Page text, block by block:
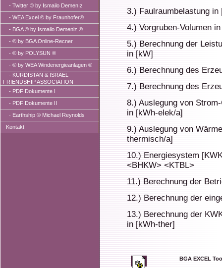
- Twitter © by Ismailo Demenız
- WEA Excel © by Fraunhofer®
- BGA © by Ismailo Demeniz ®
- © by BGA Online-Recner
- © by POLYSUN ®
- © by WEA Windenergieanlagen ®
- KURDISTAN & ISRAEL
FRIENDSHIP ASSOCIATION
- PDF Dokumente I
- PDF Dokumente II
- Earthship © Michael Reynolds
Kontakt
3.) Faulraumbelastung in
4.) Vorgruben-Volumen in
5.) Berechnung der
in [kW]
6.) Berechnung des
7.) Berechnung des
8.) Auslegung von
in [kWh-elek/a]
9.) Auslegung von
thermisch/a]
10.) Energiesystem
<BHKW> <KTBL>
11.) Berechnung der
12.) Berechnung der
13.) Berechnung der
in [kWh-ther]
BGA EXCEL